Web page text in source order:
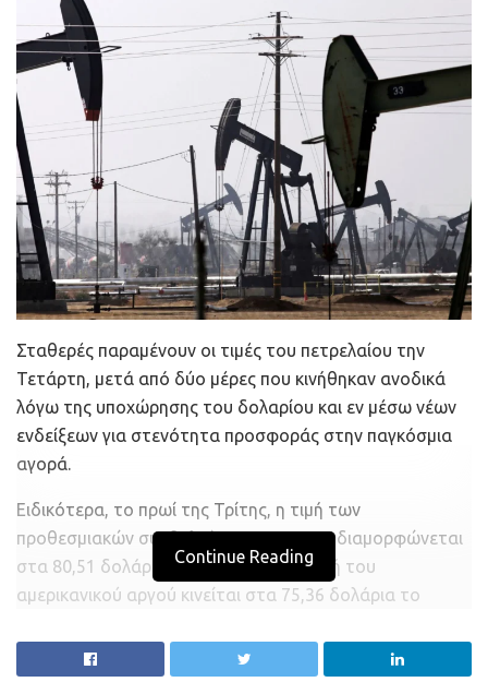
Σταθερές παραμένουν οι τιμές του πετρελαίου την
Τετάρτη, μετά από δύο μέρες που κινήθηκαν ανοδικά
λόγω της υποχώρησης του δολαρίου και εν μέσω νέων
ενδείξεων για στενότητα προσφοράς στην παγκόσμια
αγορά.
Ειδικότερα, το πρωί της Τρίτης, η τιμή των
προθεσμιακών συμβολαίων του μπρεντ διαμορφώνεται
στα 80,51 δολάρια το βαρέλι, ενώ η τιμή του
αμερικανικού αργού κινείται στα 75,36 δολάρια το
δολάρια το βαρέλι και το αμερικανικό αργό στα 74,52
Continue Reading